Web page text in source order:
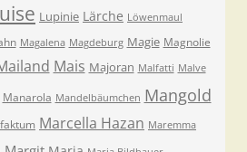
Lupinie Lärche Löwenmaul
Magalena Magdeburg Magie Magnolie
Mais Majoran Malfatti Malve
Manarola Mandelbäumchen Mangold
Marcella Hazan Maremma